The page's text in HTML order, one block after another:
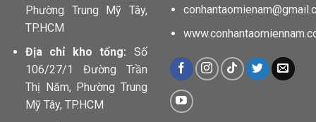
Phường Trung Mỹ Tây,
TP.HCM
Địa chỉ kho tổng: Số
106/27/1 Đường Trần
Thị Năm, Phường Trung
Mỹ Tây, TP.HCM